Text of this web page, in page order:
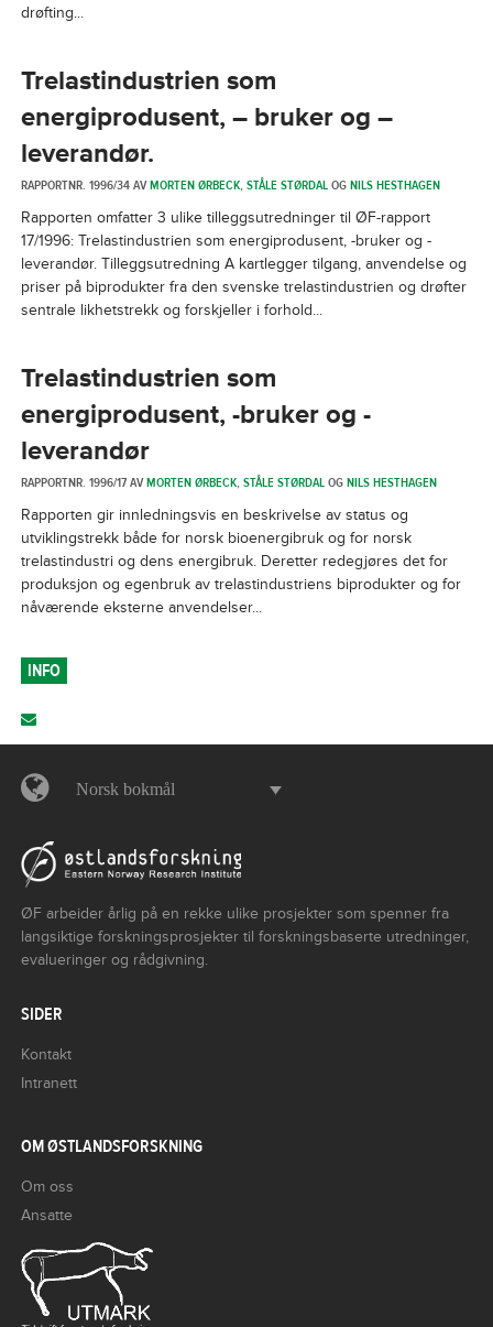
drøfting...
Trelastindustrien som
energiprodusent, – bruker og –
leverandør.
RAPPORTNR. 1996/34 AVMORTEN ØRBECK,STÅLE STØRDALOGNILS HESTHAGEN
Rapporten omfatter 3 ulike tilleggsutredninger til ØF-rapport
17/1996: Trelastindustrien som energiprodusent, -bruker og -
leverandør. Tilleggsutredning A kartlegger tilgang, anvendelse og
priser på biprodukter fra den svenske trelastindustrien og drøfter
sentrale likhetstrekk og forskjeller i forhold...
Trelastindustrien som
energiprodusent, -bruker og -
leverandør
RAPPORTNR. 1996/17 AVMORTEN ØRBECK,STÅLE STØRDALOGNILS HESTHAGEN
Rapporten gir innledningsvis en beskrivelse av status og
utviklingstrekk både for norsk bioenergibruk og for norsk
trelastindustri og dens energibruk. Deretter redegjøres det for
produksjon og egenbruk av trelastindustriens biprodukter og for
nåværende eksterne anvendelser...
INFO
Norsk bokmål
ØF arbeider årlig på en rekke ulike prosjekter som spenner fra
langsiktige forskningsprosjekter til forskningsbaserte utredninger,
evalueringer og rådgivning.
SIDER
Kontakt
Intranett
OM ØSTLANDSFORSKNING
Om oss
Ansatte